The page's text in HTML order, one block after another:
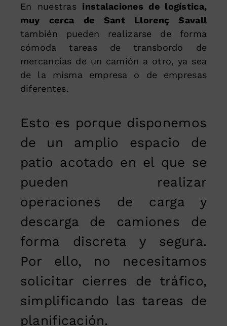
En nuestras instalaciones de logística,
muy cerca de Sant Llorenç Savall
también pueden realizarse de forma
cómoda tareas de transbordo de
mercancías de un camión a otro, ya sea
de la misma empresa o de empresas
diferentes.
Esto es porque disponemos
de un amplio espacio de
patio acotado en el que se
pueden realizar
operaciones de carga y
descarga de camiones de
forma discreta y segura.
Por ello, no necesitamos
solicitar cierres de tráfico,
simplificando las tareas de
planificación.